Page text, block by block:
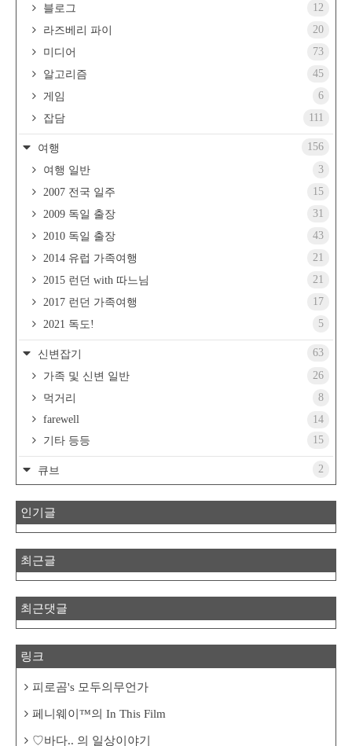
블로그
12
라즈베리 파이
20
미디어
73
알고리즘
45
게임
6
잡담
111
여행
156
여행 일반
3
2007 전국 일주
15
2009 독일 출장
31
2010 독일 출장
43
2014 유럽 가족여행
21
2015 런던 with 따느님
21
2017 런던 가족여행
17
2021 독도!
5
신변잡기
63
가족 및 신변 일반
26
먹거리
8
farewell
14
기타 등등
15
큐브 2
인기글
최근글
최근댓글
링크
피로곰's 모두의무언가
페니웨이™의 In This Film
♡바다.. 의 일상이야기